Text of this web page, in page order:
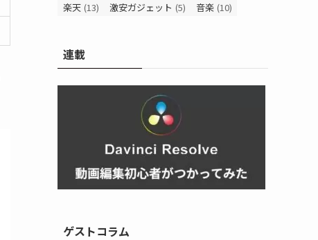
楽天 (13) 激安ガジェット (5) 音楽 (10)
連載
ゲストコラム